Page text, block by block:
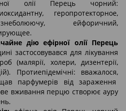
олії Перець чорний:
геропротекторное,
ейфоричний,
дію ефірної олії Перець
застосовувався для лікування
(малярії, холери, дизентерії,
Протиепідемічні: вважалося,
парфумерів від зараження
вживання перцю створює ауру